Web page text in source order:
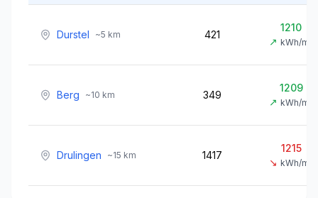
Durstel ~5 km 421
1210
↗ kWh/m²
Berg ~10 km 349
1209
↗ kWh/m²
Drulingen ~15 km 1417
1215
↘ kWh/m²